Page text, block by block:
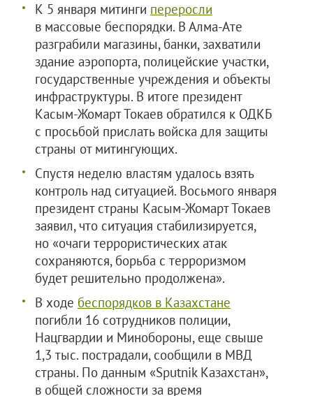
К 5 января митинги переросли
в массовые беспорядки. В Алма-Ате
разграбили магазины, банки, захватили
здание аэропорта, полицейские участки,
государственные учреждения и объекты
инфраструктуры. В итоге президент
Касым-Жомарт Токаев обратился к ОДКБ
с просьбой прислать войска для защиты
страны от митингующих.
Спустя неделю властям удалось взять
контроль над ситуацией. Восьмого января
президент страны Касым-Жомарт Токаев
заявил, что ситуация стабилизируется,
но «очаги террористических атак
сохраняются, борьба с терроризмом
будет решительно продолжена».
В ходе беспорядков в Казахстане
погибли 16 сотрудников полиции,
Нацгвардии и Минобороны, еще свыше
1,3 тыс. пострадали, сообщили в МВД
страны. По данным «Sputnik Казахстан»,
в общей сложности за время